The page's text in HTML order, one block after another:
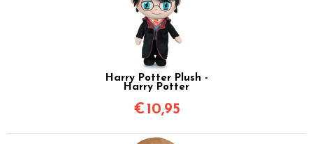
Harry Potter Plush -
Harry Potter
€ 10,95